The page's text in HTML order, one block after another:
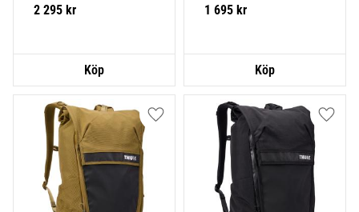
2 295 kr 1 695 kr
Lägg till i favoriter Lägg